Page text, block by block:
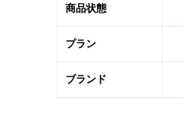
商品状態
プラン
ブランド